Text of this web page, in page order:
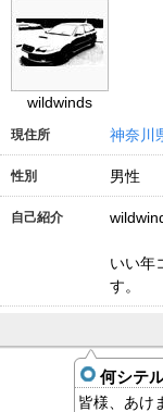
wildwinds
現住所 神奈川
性別 男性
自己紹介
いい年
す。
何シテ
皆様、あけ